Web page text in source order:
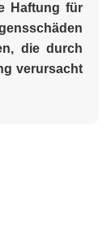
Haftung für
die durch
verursacht